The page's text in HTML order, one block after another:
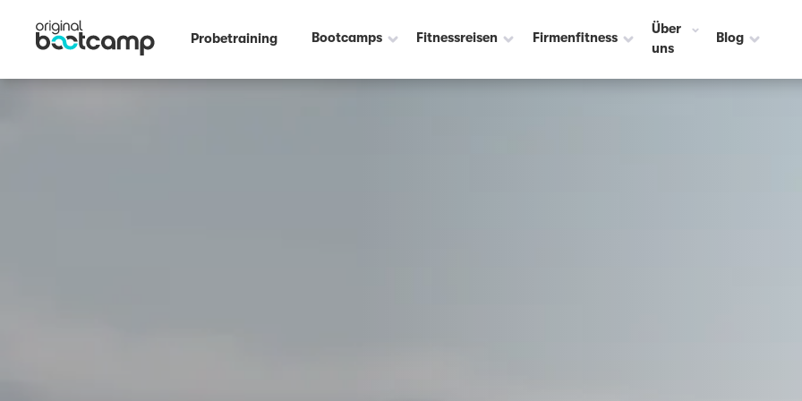
Probetraining Bootcamps Fitnessreisen Firmenfitness
Über
uns
Blog